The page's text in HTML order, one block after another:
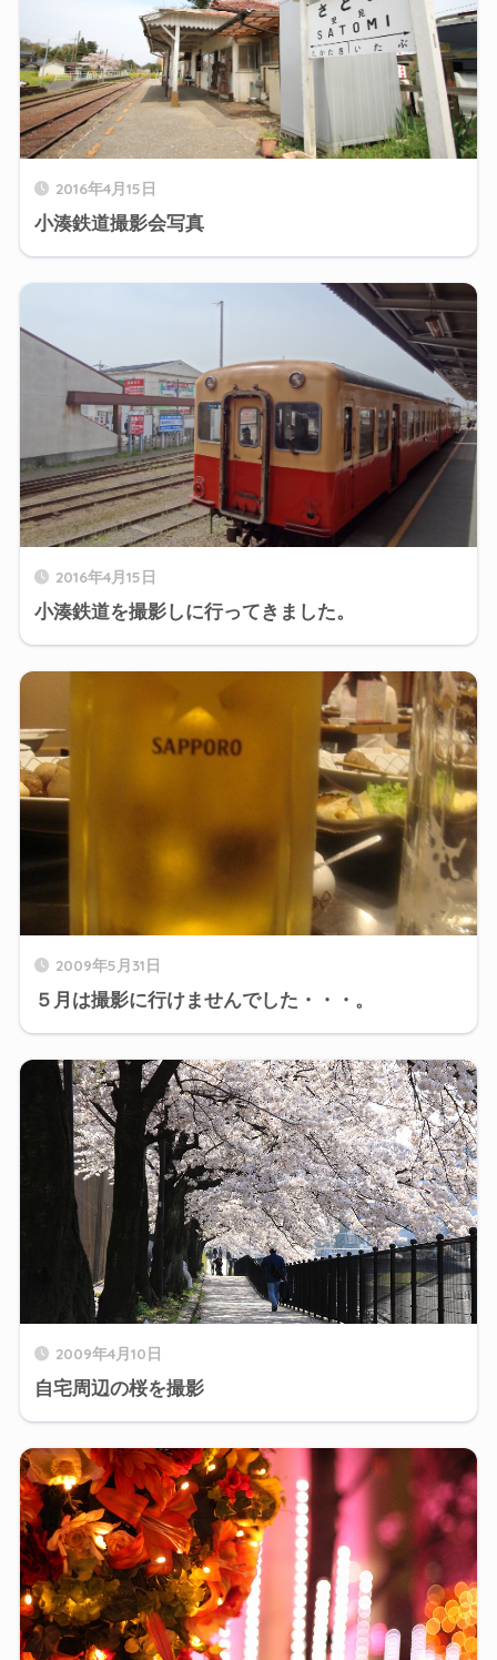
2016年4月15日
小湊鉄道撮影会写真
2016年4月15日
小湊鉄道を撮影しに行ってきました。
2009年5月31日
５月は撮影に行けませんでした・・・。
2009年4月10日
自宅周辺の桜を撮影